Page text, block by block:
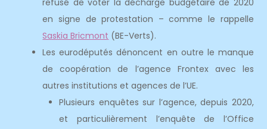
refusé de voter la décharge budgétaire de 2020
en signe de protestation – comme le rappelle
Saskia Bricmont (BE-Verts).
Les eurodéputés dénoncent en outre le manque
de coopération de l’agence Frontex avec les
autres institutions et agences de l’UE.
Plusieurs enquêtes sur l’agence, depuis 2020,
et particulièrement l’enquête de l’Office